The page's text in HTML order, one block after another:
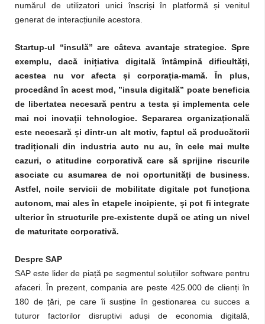
numărul de utilizatori unici înscriși în platformă și venitul
generat de interacțiunile acestora.
Startup-ul “insulă” are câteva avantaje strategice. Spre
exemplu, dacă inițiativa digitală întâmpină dificultăți,
acestea nu vor afecta și corporația-mamă. În plus,
procedând în acest mod, ”insula digitală” poate beneficia
de libertatea necesară pentru a testa și implementa cele
mai noi inovații tehnologice. Separarea organizațională
este necesară și dintr-un alt motiv, faptul că producătorii
tradiționali din industria auto nu au, în cele mai multe
cazuri, o atitudine corporativă care să sprijine riscurile
asociate cu asumarea de noi oportunități de business.
Astfel, noile servicii de mobilitate digitale pot funcționa
autonom, mai ales în etapele incipiente, și pot fi integrate
ulterior în structurile pre-existente după ce ating un nivel
de maturitate corporativă.
Despre SAP
SAP este lider de piață pe segmentul soluțiilor software pentru
afaceri. În prezent, compania are peste 425.000 de clienți în
180 de țări, pe care îi susține în gestionarea cu succes a
tuturor factorilor disruptivi aduși de economia digitală,